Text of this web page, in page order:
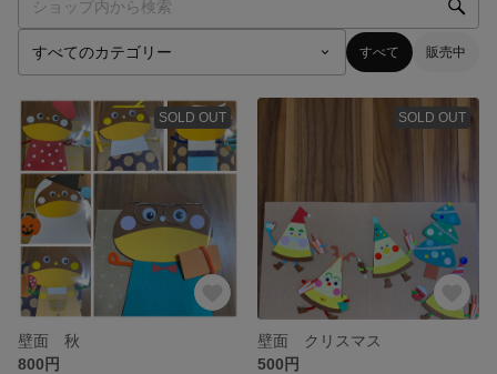
すべて 販売中
SOLD OUT
壁面 秋
800円
SOLD OUT
壁面 クリスマス
500円